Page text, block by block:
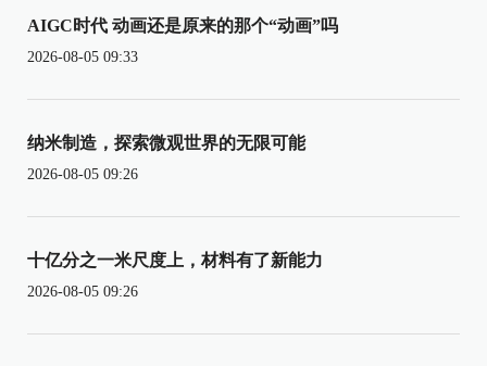
AIGC时代 动画还是原来的那个“动画”吗
2026-08-05 09:33
纳米制造，探索微观世界的无限可能
2026-08-05 09:26
十亿分之一米尺度上，材料有了新能力
2026-08-05 09:26